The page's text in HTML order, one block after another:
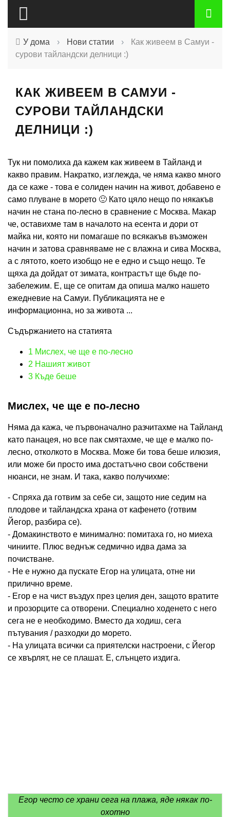
У дома › Нови статии ›
Как живеем в Самуи -
сурови тайландски делници :)
КАК ЖИВЕЕМ В САМУИ -
СУРОВИ ТАЙЛАНДСКИ
ДЕЛНИЦИ :)
Тук ни помолиха да кажем как живеем в Тайланд и
какво правим. Накратко, изглежда, че няма какво много
да се каже - това е солиден начин на живот, добавено е
само плуване в морето 🙂 Като цяло нещо по някакъв
начин не стана по-лесно в сравнение с Москва. Макар
че, оставихме там в началото на есента и дори от
майка ни, която ни помагаше по всякакъв възможен
начин и затова сравняваме не с влажна и сива Москва,
а с лятото, което изобщо не е едно и също нещо. Те
щяха да дойдат от зимата, контрастът ще бъде по-
забележим. Е, ще се опитам да опиша малко нашето
ежедневие на Самуи. Публикацията не е
информационна, но за живота ...
Съдържанието на статията
1 Мислех, че ще е по-лесно
2 Нашият живот
3 Къде беше
Мислех, че ще е по-лесно
Няма да кажа, че първоначално разчитахме на Тайланд
като панацея, но все пак смятахме, че ще е малко по-
лесно, отколкото в Москва. Може би това беше илюзия,
или може би просто има достатъчно свои собствени
нюанси, не знам. И така, какво получихме:
- Спряха да готвим за себе си, защото ние седим на
плодове и тайландска храна от кафенето (готвим
Йегор, разбира се).
- Домакинството е минимално: помитаха го, но миеха
чиниите. Плюс веднъж седмично идва дама за
почистване.
- Не е нужно да пускате Егор на улицата, отне ни
прилично време.
- Егор е на чист въздух през целия ден, защото вратите
и прозорците са отворени. Специално ходенето с него
сега не е необходимо. Вместо да ходиш, сега
пътувания / разходки до морето.
- На улицата всички са приятелски настроени, с Йегор
се хвърлят, не се плашат. Е, слънцето издига.
Егор често се храни сега на плажа, яде някак по-
охотно